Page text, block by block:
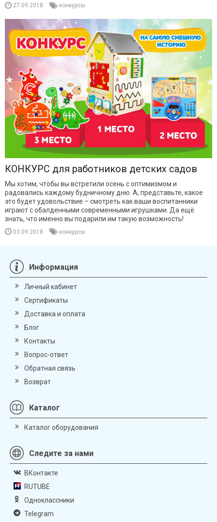
27.09.2018 конкурсы
КОНКУРС для работников детских садов
Мы хотим, чтобы вы встретили осень с оптимизмом и
радовались каждому будничному дню. А, представьте, какое
это будет удовольствие – смотреть как ваши воспитанники
играют с обалденными современными игрушками. Да ещё
знать, что именно вы подарили им такую возможность!
03.09.2018 конкурсы
Информация
Личный кабинет
Сертификаты
Доставка и оплата
Блог
Контакты
Вопрос-ответ
Обратная связь
Возврат
Каталог
Каталог оборудования
Следите за нами
ВКонтакте
RUTUBE
Одноклассники
Telegram